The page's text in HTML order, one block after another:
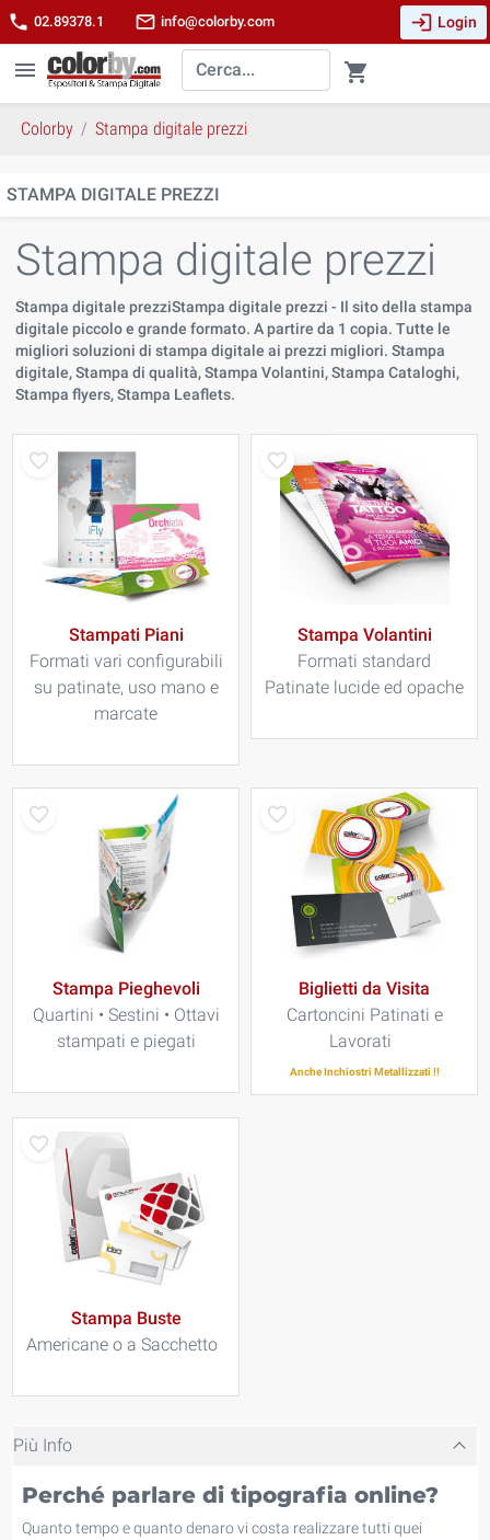
phone 02.89378.1 mail_outline info@colorby.com login Login
menu shopping_cart
Colorby Stampa digitale prezzi
STAMPA DIGITALE PREZZI
Stampa digitale prezzi
Stampa digitale prezziStampa digitale prezzi - Il sito della stampa
digitale piccolo e grande formato. A partire da 1 copia. Tutte le
migliori soluzioni di stampa digitale ai prezzi migliori. Stampa
digitale, Stampa di qualità, Stampa Volantini, Stampa Cataloghi,
Stampa flyers, Stampa Leaflets.
Stampati Piani
Formati vari configurabili
su patinate, uso mano e
marcate
Stampa Volantini
Formati standard
Patinate lucide ed opache
Stampa Pieghevoli
Quartini • Sestini • Ottavi
stampati e piegati
Biglietti da Visita
Cartoncini Patinati e
Lavorati
Anche Inchiostri Metallizzati !!
Stampa Buste
Americane o a Sacchetto
Più Info
Perché parlare di tipografia online?
Quanto tempo e quanto denaro vi costa realizzare tutti quei